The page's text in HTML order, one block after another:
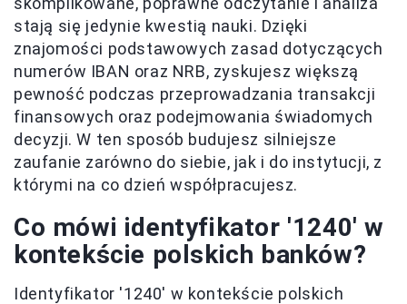
stają się jedynie kwestią nauki. Dzięki
znajomości podstawowych zasad dotyczących
numerów IBAN oraz NRB, zyskujesz większą
pewność podczas przeprowadzania transakcji
finansowych oraz podejmowania świadomych
decyzji. W ten sposób budujesz silniejsze
zaufanie zarówno do siebie, jak i do instytucji, z
którymi na co dzień współpracujesz.
Co mówi identyfikator '1240' w
kontekście polskich banków?
Identyfikator '1240' w kontekście polskich